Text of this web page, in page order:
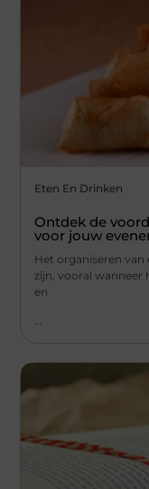
Eten En Drinken
Ontdek de
voor jouw
Het organiseren
zijn, vooral wanneer
en
...